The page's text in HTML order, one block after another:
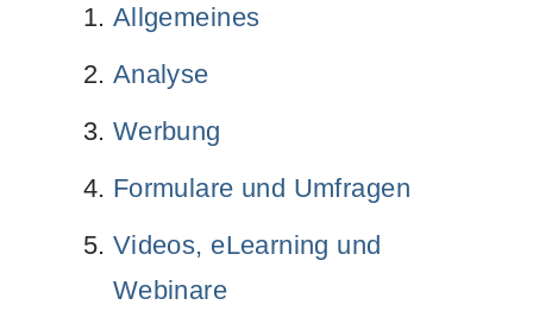
Allgemeines
Analyse
Werbung
Formulare und Umfragen
Videos, eLearning und
Webinare